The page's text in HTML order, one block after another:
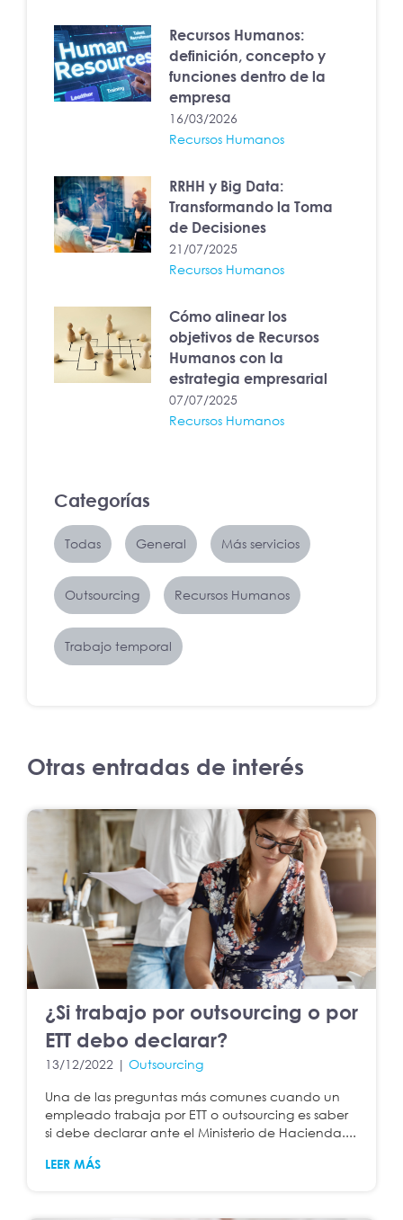
Recursos Humanos:
definición, concepto y
funciones dentro de la
empresa
16/03/2026
Recursos Humanos
RRHH y Big Data:
Transformando la Toma
de Decisiones
21/07/2025
Recursos Humanos
Cómo alinear los
objetivos de Recursos
Humanos con la
estrategia empresarial
07/07/2025
Recursos Humanos
Categorías
Todas General Más servicios
Outsourcing Recursos Humanos
Trabajo temporal
Otras entradas de interés
¿Si trabajo por outsourcing o por
ETT debo declarar?
13/12/2022 | Outsourcing
Una de las preguntas más comunes cuando un
empleado trabaja por ETT o outsourcing es saber
si debe declarar ante el Ministerio de Hacienda....
LEER MÁS